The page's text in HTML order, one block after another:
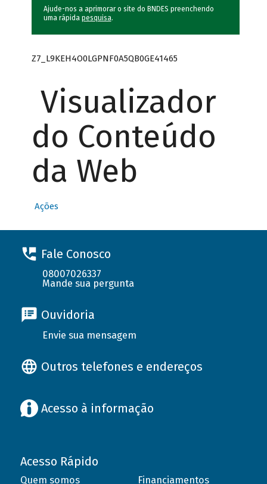
Ajude-nos a aprimorar o site do BNDES preenchendo
uma rápida pesquisa.
Z7_L9KEH4O0LGPNF0A5QB0GE41465
Visualizador
do Conteúdo
da Web
Ações
Fale Conosco
08007026337
Mande sua pergunta
Ouvidoria
Envie sua mensagem
Outros telefones e endereços
Acesso à informação
Acesso Rápido
Quem somos
Financiamentos